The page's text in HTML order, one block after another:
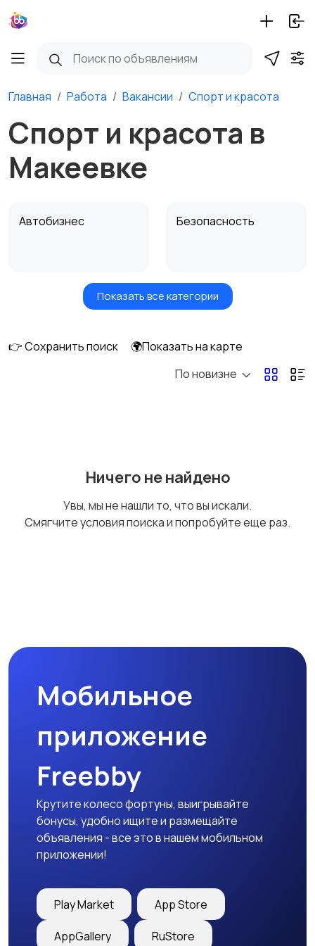
Главная Работа Вакансии Спорт и красота
Спорт и красота в
Макеевке
Автобизнес Безопасность
Бытовые услуги и
Высший менеджмент
Добыча сырья,
Медицина Начало карьеры
Образование и наука
закупки
Показать все категории
👉 Сохранить поиск
🌍Показать на карте
По новизне
Ничего не найдено
Увы, мы не нашли то, что вы искали.
Смягчите условия поиска и попробуйте еще раз.
Мобильное
приложение
Freebby
Крутите колесо фортуны, выигрывайте
бонусы, удобно ищите и размещайте
объявления - все это в нашем мобильном
приложении!
Play Market App Store
AppGallery RuStore